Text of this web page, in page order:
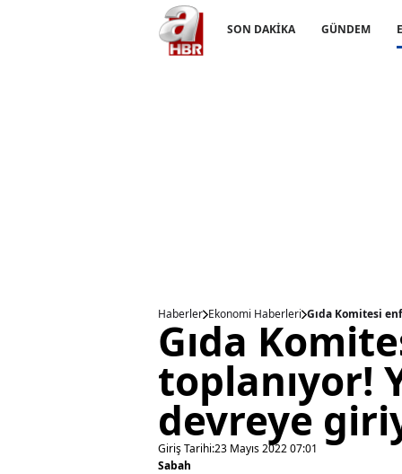
SON DAKİKA GÜNDEM
Haberler Ekonomi Haberleri Gıda Komitesi
Gıda
toplanıyor!
devreye
Giriş Tarihi:23 Mayıs 2022 07:01
Sabah